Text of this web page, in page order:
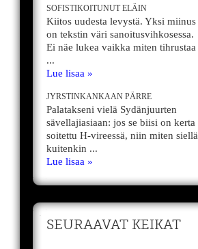
SOFISTIKOITUNUT ELÄIN
Kiitos uudesta levystä. Yksi miinus
on tekstin väri sanoitusvihkosessa.
Ei näe lukea vaikka miten tihrustaa
...
Lue lisaa »
JYRSTINKANKAAN PÄRRE
Palatakseni vielä Sydänjuurten
sävellajiasiaan: jos se biisi on kerta
soitettu H-vireessä, niin miten siellä
kuitenkin ...
Lue lisaa »
SEURAAVAT KEIKAT